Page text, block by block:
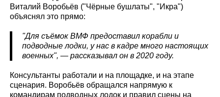
Виталий Воробьёв ("Чёрные бушлаты", "Икра")
объяснял это прямо:
"Для съёмок ВМФ предоставил корабли и
подводные лодки, у нас в кадре много настоящих
военных", — рассказывал он в 2020 году.
Консультанты работали и на площадке, и на этапе
сценария. Воробьёв обращался напрямую к
командирам подводных лодок и правил сцены на